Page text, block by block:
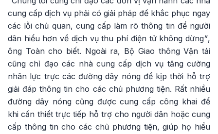
cung cấp dịch vụ phải có giải pháp để khắc phục ngay
các lỗi chủ quan, cung cấp làm rõ thông tin để người
dân hiểu hơn về dịch vụ thu phí điện tử không dừng”,
ông Toàn cho biết. Ngoài ra, Bộ Giao thông Vận tải
cũng chỉ đạo các nhà cung cấp dịch vụ tăng cường
nhân lực trực các đường dây nóng để kịp thời hỗ trợ
giải đáp thông tin cho các chủ phương tiện. Rất nhiều
đường dây nóng cũng được cung cấp công khai để
khi cần thiết trực tiếp hỗ trợ cho người dân hoặc cung
cấp thông tin cho các chủ phương tiện, giúp họ hiểu